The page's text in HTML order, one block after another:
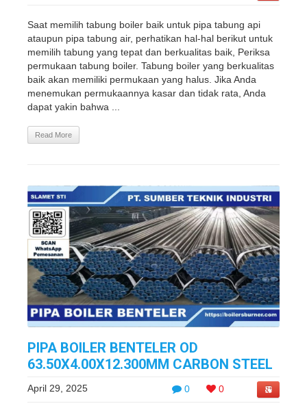
Saat memilih tabung boiler baik untuk pipa tabung api
ataupun pipa tabung air, perhatikan hal-hal berikut untuk
memilih tabung yang tepat dan berkualitas baik, Periksa
permukaan tabung boiler. Tabung boiler yang berkualitas
baik akan memiliki permukaan yang halus. Jika Anda
menemukan permukaannya kasar dan tidak rata, Anda
dapat yakin bahwa ...
Read More
PIPA BOILER BENTELER OD
63.50X4.00X12.300MM CARBON STEEL
0 0
April 29, 2025